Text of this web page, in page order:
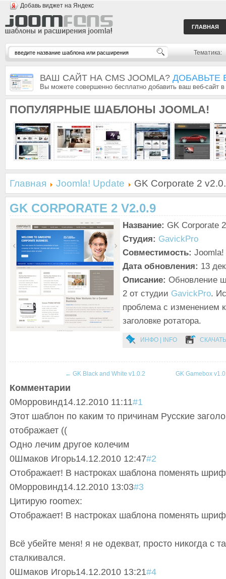
Добавь виджет на Яндекс
ГЛАВНАЯ
Тематика:
ВАШ САЙТ НА CMS JOOMLA? ДОБАВЬТЕ
Вы можете совершенно бесплатно добавить ваш веб-сайт
ПОПУЛЯРНЫЕ ШАБЛОНЫ JOOMLA!
Главная Joomla! Update GK Corporate 2
GK CORPORATE 2 V2.0.9
Название: GK Corporate
Студия: GavickPro
Совместимость:
Дата обновления: 13
Описание: Обновление
2 от студии GavickPro.
проблема с изменением
заголовке ротатора.
ИНФО | INFO СКАЧАТЬ
← GK Black and White v1.0.2 GK Gamebox
Комментарии
0Морровинд14.12.2010 11:11#1
Этот шаблон по каким то причинам Русские
отображает ((
Одно лечим другое колечим
0Шмаков Игорь14.12.2010 12:47#2
Отображает! В настроках шаблона поменять
0Морровинд14.12.2010 13:03#3
Цитирую roomex:
Отображает! В настроках шаблона поменять
Всё убейте меня! я не одекват, просто никогда с
сталкивался.
0Шмаков Игорь14.12.2010 13:21#4